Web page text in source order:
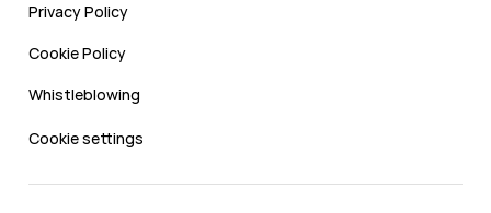
Privacy Policy
Cookie Policy
Whistleblowing
Cookie settings